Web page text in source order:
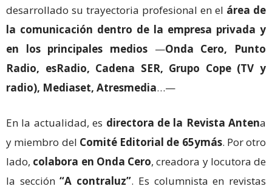
desarrollado su trayectoria profesional en el área de
la comunicación dentro de la empresa privada y
en los principales medios —Onda Cero, Punto
Radio, esRadio, Cadena SER, Grupo Cope (TV y
radio), Mediaset, Atresmedia…—
En la actualidad, es directora de la Revista Antena
y miembro del Comité Editorial de 65ymás. Por otro
lado, colabora en Onda Cero, creadora y locutora de
la sección“A contraluz”. Es columnista en revistas